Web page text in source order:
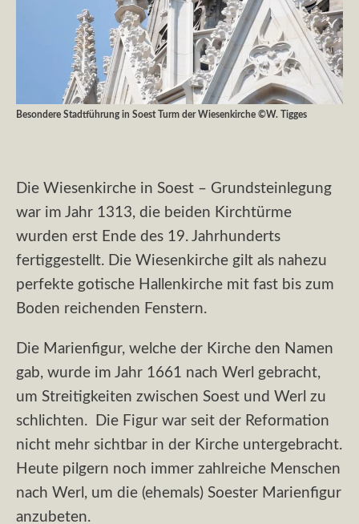
Besondere Stadtführung in Soest Turm der Wiesenkirche ©W. Tigges
Die Wiesenkirche in Soest – Grundsteinlegung
war im Jahr 1313, die beiden Kirchtürme
wurden erst Ende des 19. Jahrhunderts
fertiggestellt. Die Wiesenkirche gilt als nahezu
perfekte gotische Hallenkirche mit fast bis zum
Boden reichenden Fenstern.
Die Marienfigur, welche der Kirche den Namen
gab, wurde im Jahr 1661 nach Werl gebracht,
um Streitigkeiten zwischen Soest und Werl zu
schlichten. Die Figur war seit der Reformation
nicht mehr sichtbar in der Kirche untergebracht.
Heute pilgern noch immer zahlreiche Menschen
nach Werl, um die (ehemals) Soester Marienfigur
anzubeten.